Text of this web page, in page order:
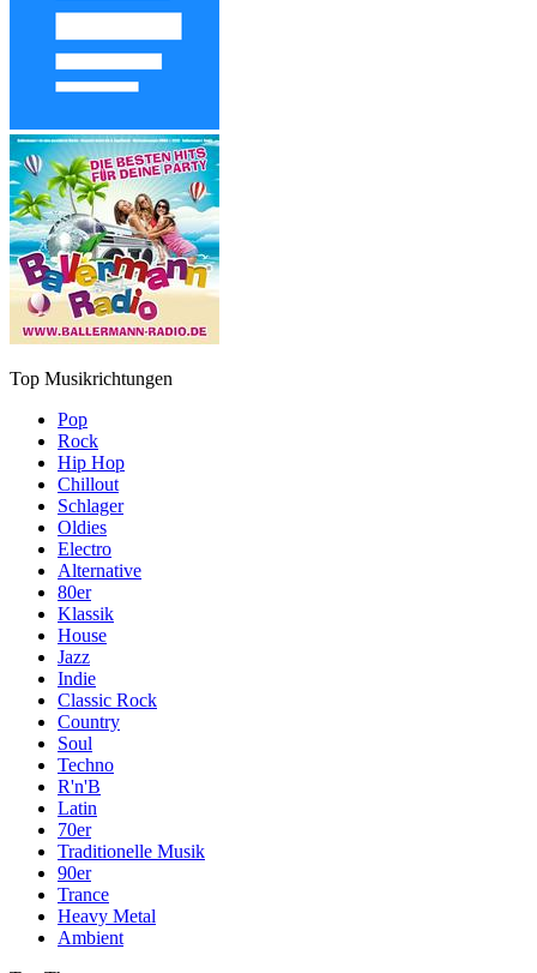
Top Musikrichtungen
Pop
Rock
Hip Hop
Chillout
Schlager
Oldies
Electro
Alternative
80er
Klassik
House
Jazz
Indie
Classic Rock
Country
Soul
Techno
R'n'B
Latin
70er
Traditionelle Musik
90er
Trance
Heavy Metal
Ambient